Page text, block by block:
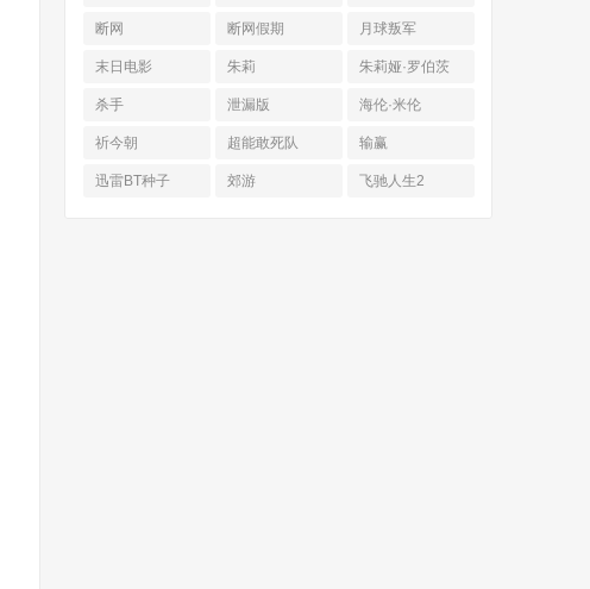
断网 断网假期 月球叛军
末日电影 朱莉 朱莉娅·罗伯茨
杀手 泄漏版 海伦·米伦
祈今朝 超能敢死队 输赢
迅雷BT种子 郊游 飞驰人生2